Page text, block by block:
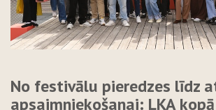
No festivālu pieredzes līdz
apsaimniekošanai: LKA